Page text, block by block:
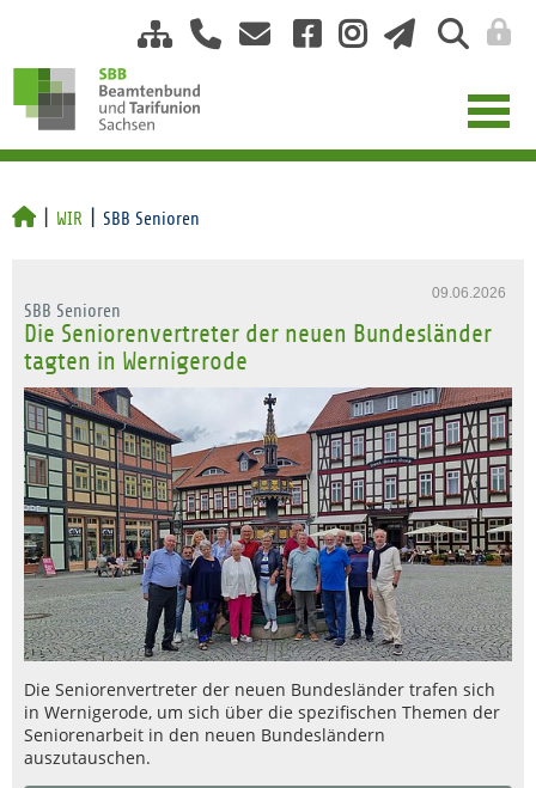
WIR SBB Senioren
09.06.2026
SBB Senioren
Die Seniorenvertreter der neuen Bundesländer
tagten in Wernigerode
Die Seniorenvertreter der neuen Bundesländer trafen sich
in Wernigerode, um sich über die spezifischen Themen der
Seniorenarbeit in den neuen Bundesländern
auszutauschen.